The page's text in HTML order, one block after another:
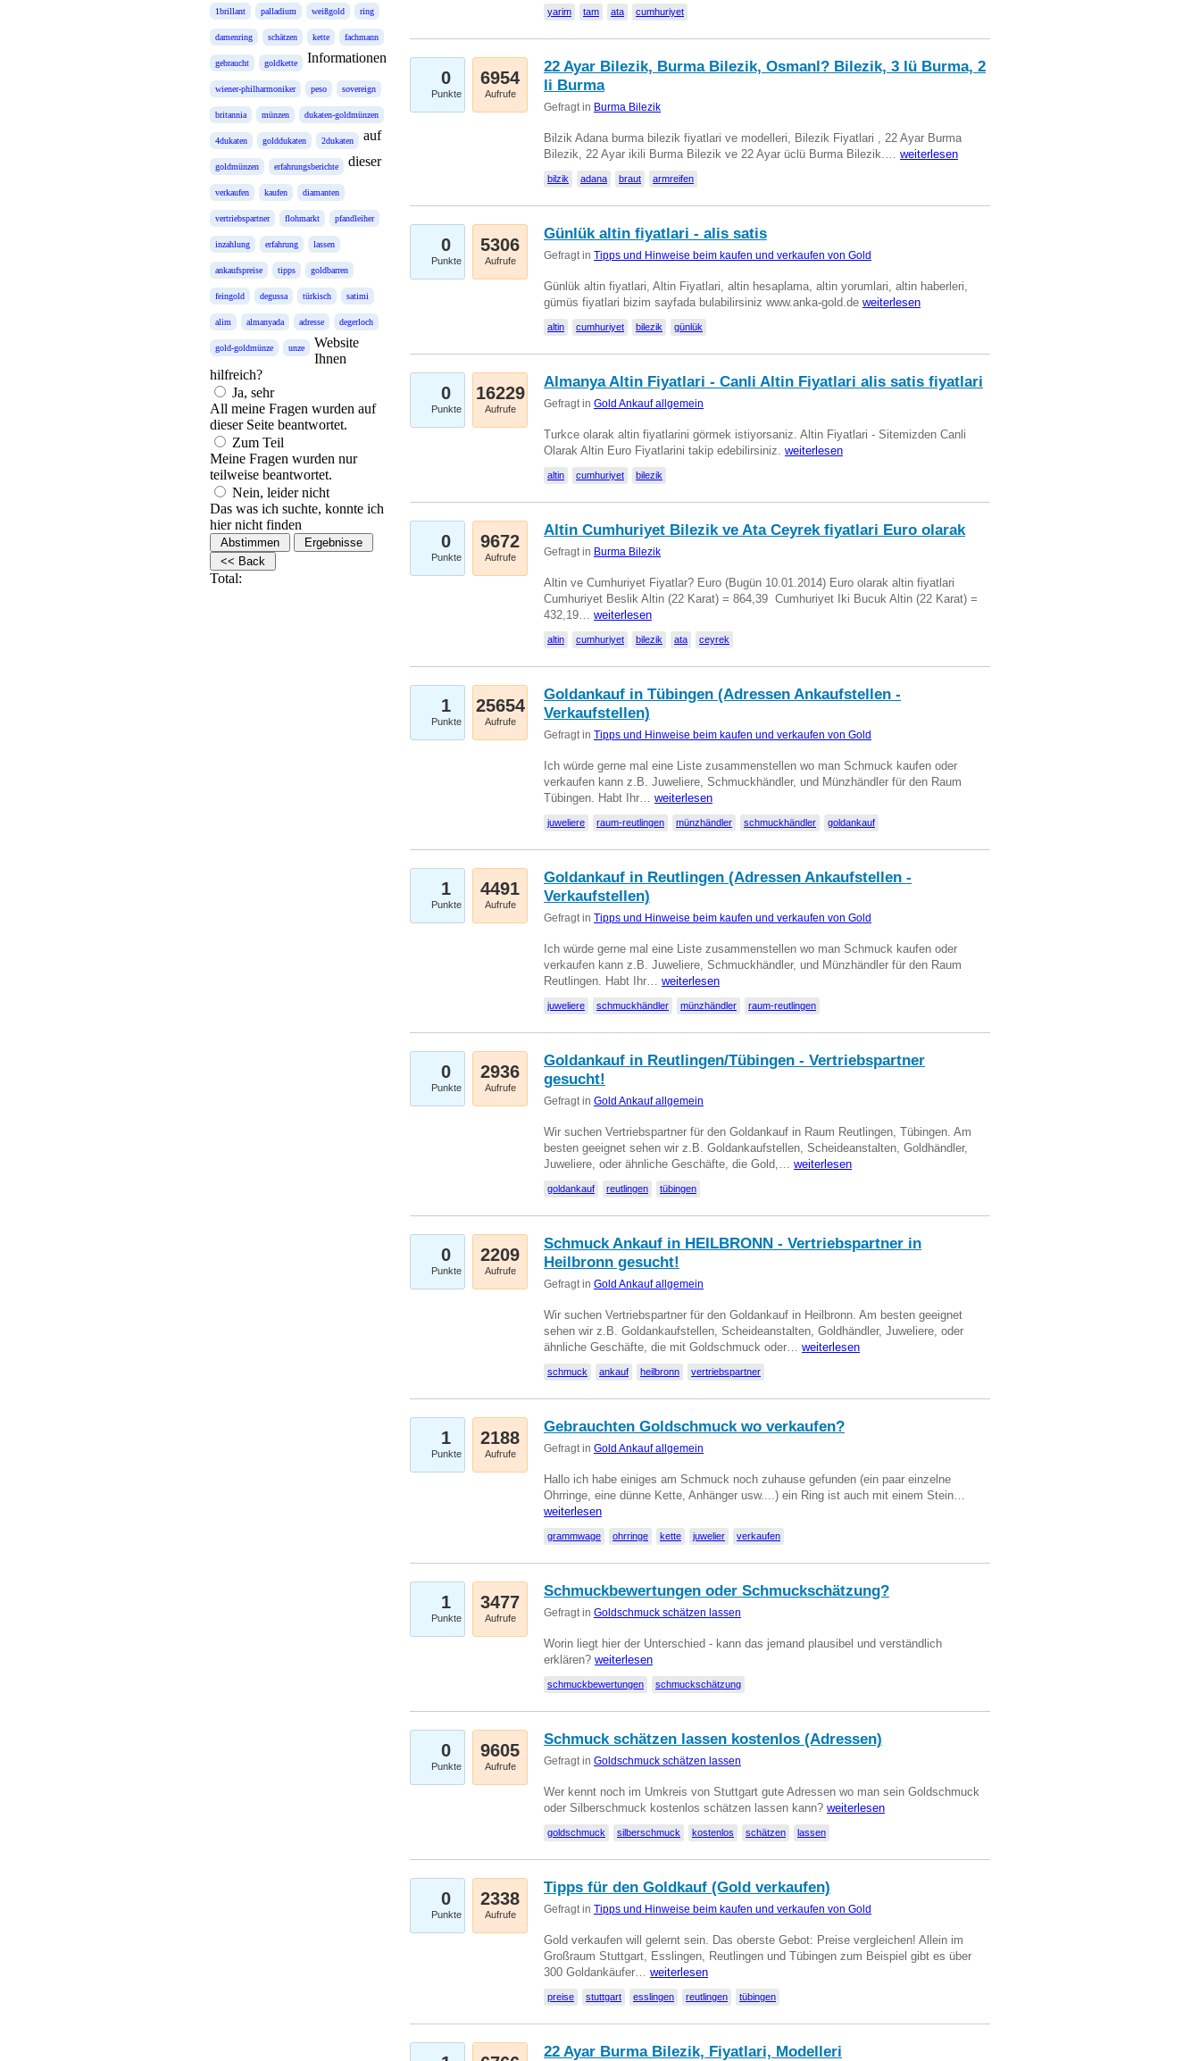
1brillant palladium weißgold ring
damenring schätzen kette fachmann
gebraucht goldkette
wiener-philharmoniker peso sovereign
britannia münzen dukaten-goldmünzen
4dukaten golddukaten 2dukaten
goldmünzen erfahrungsberichte
verkaufen kaufen diamanten
vertriebspartner flohmarkt pfandleiher
inzahlung erfahrung lassen
ankaufspreise tipps goldbarren
feingold degussa türkisch satimi
alim almanyada adresse degerloch
gold-goldmünze unze
Informationen
auf
dieser
Website
Ihnen
hilfreich?
Ja, sehr
All meine Fragen wurden auf
dieser Seite beantwortet.
Zum Teil
Meine Fragen wurden nur
teilweise beantwortet.
Nein, leider nicht
Das was ich suchte, konnte ich
hier nicht finden
Total:
yarim tam ata cumhuriyet
0
Punkte
6954
Aufrufe
22 Ayar Bilezik, Burma Bilezik, Osmanl? Bilezik, 3 lü Burma, 2
li Burma
Gefragt in Burma Bilezik
Bilzik Adana burma bilezik fiyatlari ve modelleri, Bilezik Fiyatlari , 22 Ayar Burma
Bilezik, 22 Ayar ikili Burma Bilezik ve 22 Ayar üclü Burma Bilezik.… weiterlesen
bilzik adana braut armreifen
0
Punkte
5306
Aufrufe
Günlük altin fiyatlari - alis satis
Gefragt in Tipps und Hinweise beim kaufen und verkaufen von Gold
Günlük altin fiyatlari, Altin Fiyatlari, altin hesaplama, altin yorumlari, altin haberleri,
gümüs fiyatlari bizim sayfada bulabilirsiniz www.anka-gold.de weiterlesen
altin cumhuriyet bilezik günlük
0
Punkte
16229
Aufrufe
Almanya Altin Fiyatlari - Canli Altin Fiyatlari alis satis fiyatlari
Gefragt in Gold Ankauf allgemein
Turkce olarak altin fiyatlarini görmek istiyorsaniz. Altin Fiyatlari - Sitemizden Canli
Olarak Altin Euro Fiyatlarini takip edebilirsiniz. weiterlesen
altin cumhuriyet bilezik
0
Punkte
9672
Aufrufe
Altin Cumhuriyet Bilezik ve Ata Ceyrek fiyatlari Euro olarak
Gefragt in Burma Bilezik
Altin ve Cumhuriyet Fiyatlar? Euro (Bugün 10.01.2014) Euro olarak altin fiyatlari
Cumhuriyet Beslik Altin (22 Karat) = 864,39  Cumhuriyet Iki Bucuk Altin (22 Karat) =
432,19… weiterlesen
altin cumhuriyet bilezik ata ceyrek
1
Punkte
25654
Aufrufe
Goldankauf in Tübingen (Adressen Ankaufstellen -
Verkaufstellen)
Gefragt in Tipps und Hinweise beim kaufen und verkaufen von Gold
Ich würde gerne mal eine Liste zusammenstellen wo man Schmuck kaufen oder
verkaufen kann z.B. Juweliere, Schmuckhändler, und Münzhändler für den Raum
Tübingen. Habt Ihr… weiterlesen
juweliere raum-reutlingen münzhändler schmuckhändler goldankauf
1
Punkte
4491
Aufrufe
Goldankauf in Reutlingen (Adressen Ankaufstellen -
Verkaufstellen)
Gefragt in Tipps und Hinweise beim kaufen und verkaufen von Gold
Ich würde gerne mal eine Liste zusammenstellen wo man Schmuck kaufen oder
verkaufen kann z.B. Juweliere, Schmuckhändler, und Münzhändler für den Raum
Reutlingen. Habt Ihr… weiterlesen
juweliere schmuckhändler münzhändler raum-reutlingen
0
Punkte
2936
Aufrufe
Goldankauf in Reutlingen/Tübingen - Vertriebspartner
gesucht!
Gefragt in Gold Ankauf allgemein
Wir suchen Vertriebspartner für den Goldankauf in Raum Reutlingen, Tübingen. Am
besten geeignet sehen wir z.B. Goldankaufstellen, Scheideanstalten, Goldhändler,
Juweliere, oder ähnliche Geschäfte, die Gold,… weiterlesen
goldankauf reutlingen tübingen
0
Punkte
2209
Aufrufe
Schmuck Ankauf in HEILBRONN - Vertriebspartner in
Heilbronn gesucht!
Gefragt in Gold Ankauf allgemein
Wir suchen Vertriebspartner für den Goldankauf in Heilbronn. Am besten geeignet
sehen wir z.B. Goldankaufstellen, Scheideanstalten, Goldhändler, Juweliere, oder
ähnliche Geschäfte, die mit Goldschmuck oder… weiterlesen
schmuck ankauf heilbronn vertriebspartner
1
Punkte
2188
Aufrufe
Gebrauchten Goldschmuck wo verkaufen?
Gefragt in Gold Ankauf allgemein
Hallo ich habe einiges am Schmuck noch zuhause gefunden (ein paar einzelne
Ohrringe, eine dünne Kette, Anhänger usw....) ein Ring ist auch mit einem Stein…
weiterlesen
grammwage ohrringe kette juwelier verkaufen
1
Punkte
3477
Aufrufe
Schmuckbewertungen oder Schmuckschätzung?
Gefragt in Goldschmuck schätzen lassen
Worin liegt hier der Unterschied - kann das jemand plausibel und verständlich
erklären? weiterlesen
schmuckbewertungen schmuckschätzung
0
Punkte
9605
Aufrufe
Schmuck schätzen lassen kostenlos (Adressen)
Gefragt in Goldschmuck schätzen lassen
Wer kennt noch im Umkreis von Stuttgart gute Adressen wo man sein Goldschmuck
oder Silberschmuck kostenlos schätzen lassen kann? weiterlesen
goldschmuck silberschmuck kostenlos schätzen lassen
0
Punkte
2338
Aufrufe
Tipps für den Goldkauf (Gold verkaufen)
Gefragt in Tipps und Hinweise beim kaufen und verkaufen von Gold
Gold verkaufen will gelernt sein. Das oberste Gebot: Preise vergleichen! Allein im
Großraum Stuttgart, Esslingen, Reutlingen und Tübingen zum Beispiel gibt es über
300 Goldankäufer… weiterlesen
preise stuttgart esslingen reutlingen tübingen
22 Ayar Burma Bilezik, Fiyatlari, Modelleri